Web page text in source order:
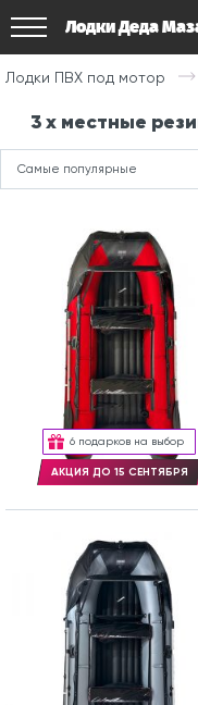
Лодки Деда
Лодки ПВХ под мотор
3 х местные
Самые популярные
6 подарков на выбор
АКЦИЯ ДО 15 СЕНТЯБРЯ